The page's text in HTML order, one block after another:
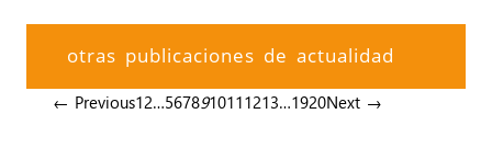
otras publicaciones de actualidad
← Previous12…5678910111213…1920Next →